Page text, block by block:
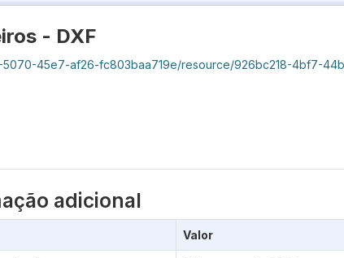
- DXF
resource/926bc218-4bf7-44b2-a0ea-9b50ce1730f4/download/geocascais-
adicional
Valor